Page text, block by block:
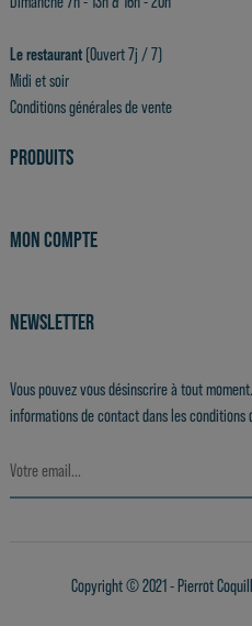
Le restaurant (Ouvert 7j / 7)
Midi et soir
Conditions générales de vente
PRODUITS
MON COMPTE
NEWSLETTER
Vous pouvez vous désinscrire à tout
informations de contact dans les
Copyright © 2021 - Pierrot